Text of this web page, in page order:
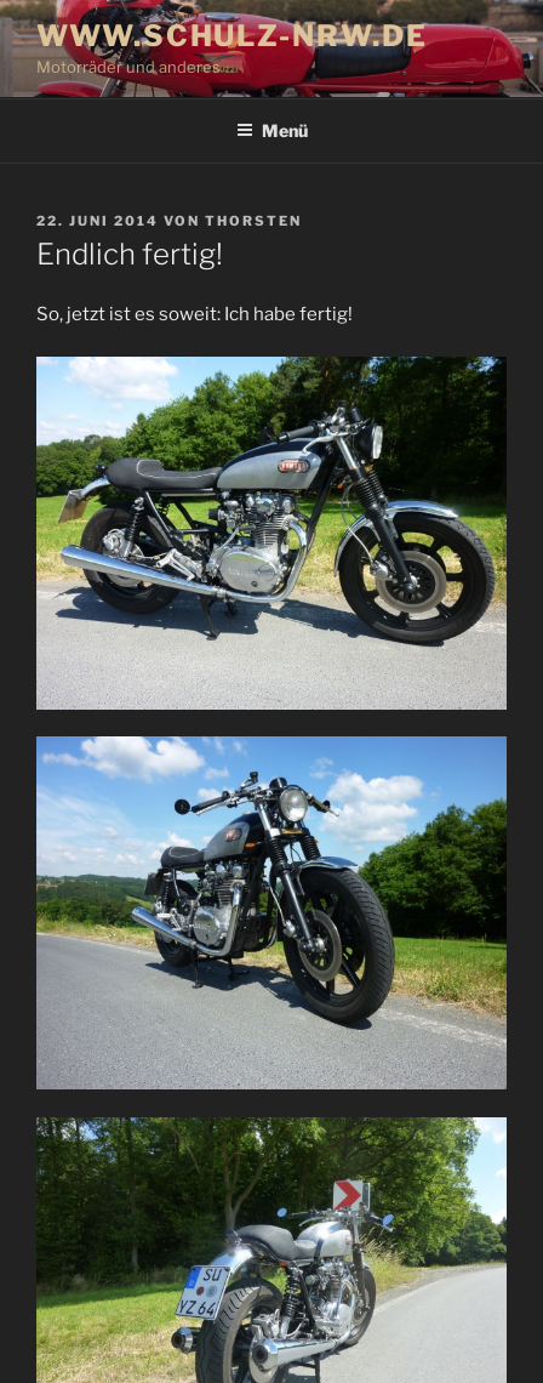
Zum
Inhalt
springen
WWW.SCHULZ-NRW.DE
Motorräder und anderes
Menü
VERÖFFENTLICHT
AM
22. JUNI 2014 VON THORSTEN
Endlich fertig!
So, jetzt ist es soweit: Ich habe fertig!